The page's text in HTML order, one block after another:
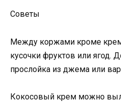
Советы
Между коржами кроме
кусочки фруктов или ягод.
прослойка из джема или
Кокосовый крем можно